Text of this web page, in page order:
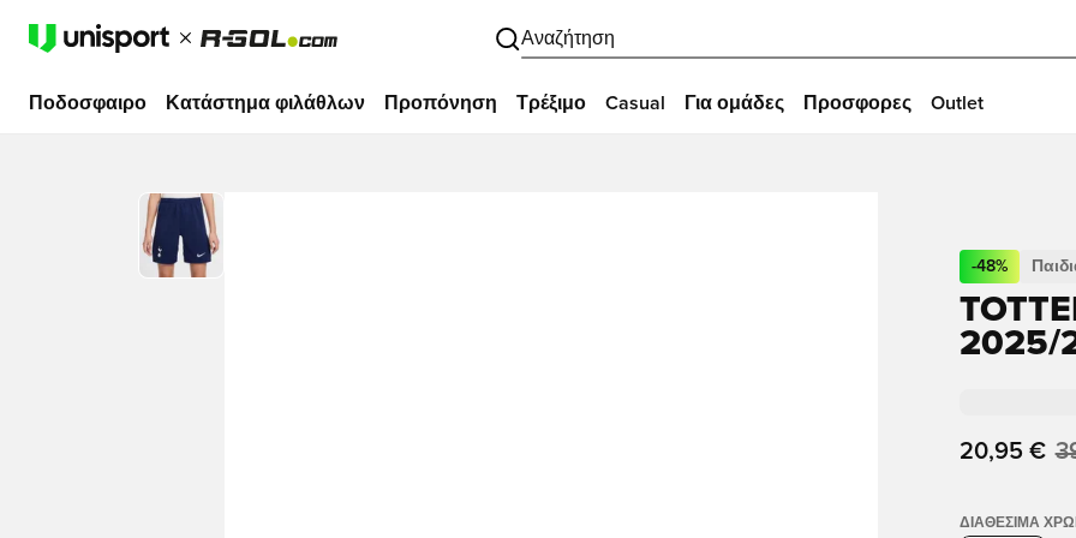
Αναζήτηση
Ποδοσφαιρο Κατάστημα φιλάθλων Προπόνηση Τρέξιμο Casual Για ομάδες Προσφορες Outlet
-48%
2025/
20,95 €
ΔΙΑΘΈΣΙΜΑ